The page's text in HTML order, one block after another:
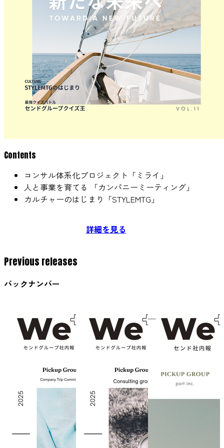
Contents
コンサル体系化プロジェクト「ミライ」
人と事業を育てる 「カンパニーミーティング」
カルチャーのはじまり「STYLEMTG」
詳細を見る
Previous releases
バックナンバー